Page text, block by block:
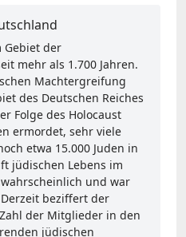
Gebiet der
mehr als 1.700 Jahren.
Machtergreifung
des Deutschen Reiches
Folge des Holocaust
ermordet, sehr viele
etwa 15.000 Juden in
jüdischen Lebens im
und war
beziffert der
der Mitglieder in den
jüdischen